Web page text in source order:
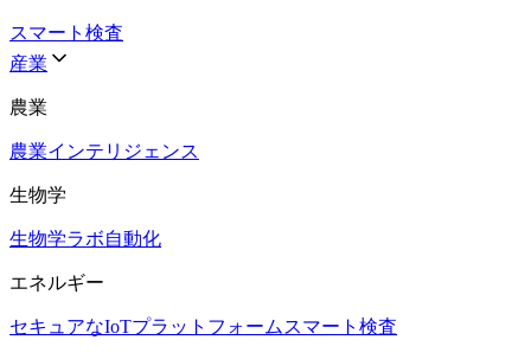
スマート検査
産業
農業
農業インテリジェンス
生物学
生物学ラボ自動化
エネルギー
セキュアなIoTプラットフォーム スマート検査